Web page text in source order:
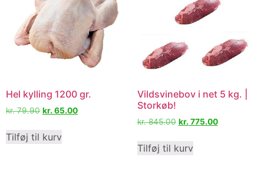
Hel kylling 1200 gr.
kr.79.90 kr. 65.00
Tilføj til kurv
Vildsvinebov i net 5 kg. |
Storkøb!
kr.845.00 kr. 775.00
Tilføj til kurv